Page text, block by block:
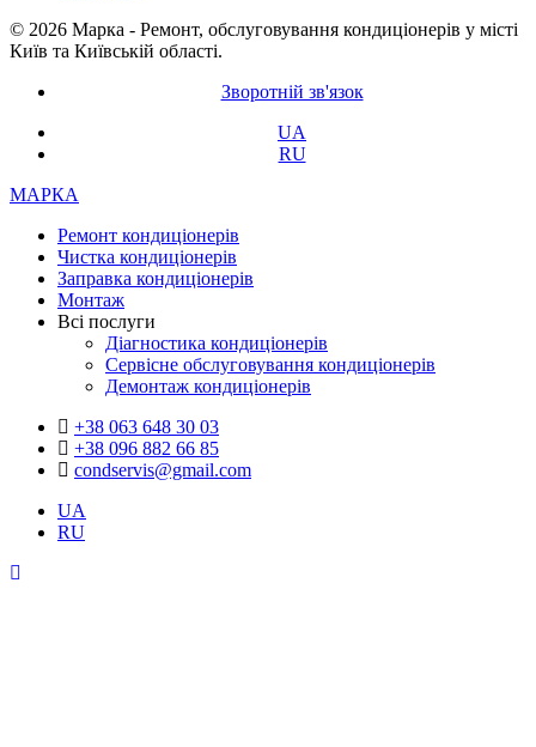
© 2026 Марка - Ремонт, обслуговування кондиціонерів у місті
Київ та Київській області.
Зворотній зв'язок
UA
RU
МАРКА
Ремонт кондиціонерів
Чистка кондиціонерів
Заправка кондиціонерів
Монтаж
Всі послуги
Діагностика кондиціонерів
Сервісне обслуговування кондиціонерів
Демонтаж кондиціонерів
+38 063 648 30 03
+38 096 882 66 85
condservis@gmail.com
UA
RU